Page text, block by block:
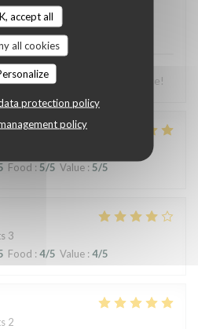
accept all
all cookies
protection policy
policy
4
Food:5/5 Value
staff. Lovely experience!
Food : 5/5 Value : 5/5
3
Food : 4/5 Value : 4/5
2